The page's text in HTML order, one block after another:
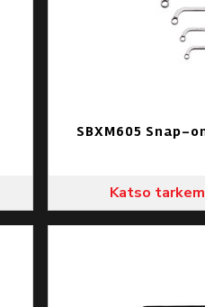
SBXM605 Snap-
Katso